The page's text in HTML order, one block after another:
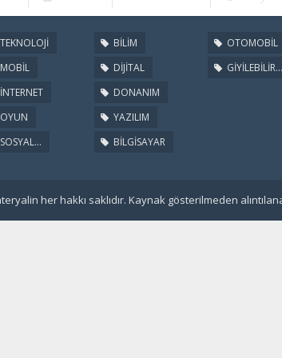
TEKNOLOJİ
MOBİL
İNTERNET
OYUN
SOSYAL...
BİLİM
DİJİTAL
DONANIM
YAZILIM
BİLGİSAYAR
OTOMOBİL
GİYİLEBİLİR...
her hakkı saklıdır. Kaynak gösterilmeden